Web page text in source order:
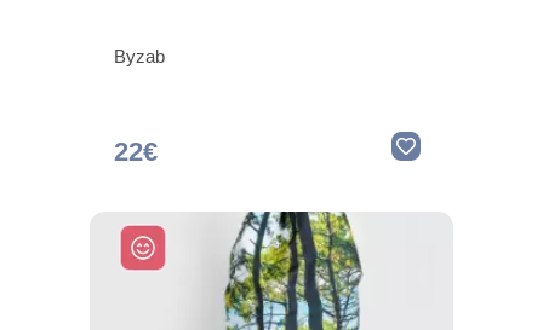
Byzab
22€